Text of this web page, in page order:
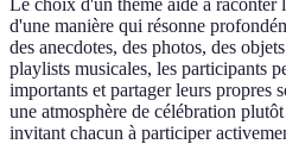
d'une manière qui résonne
des anecdotes, des photos, des
playlists musicales, les participants
importants et partager leurs propres
une atmosphère de célébration
invitant chacun à participer